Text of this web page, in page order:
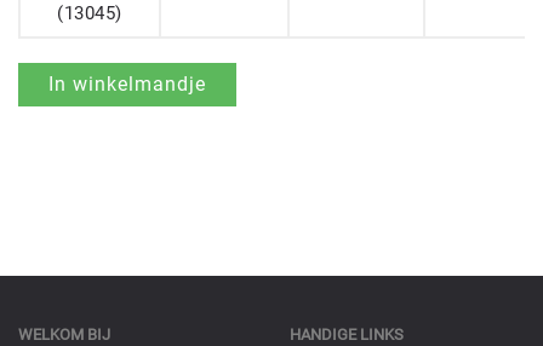
(13045)
WELKOM BIJ
HANDIGE LINKS